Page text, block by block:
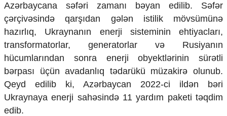
Humanitar
Elm və təhsil
Mədəniyyət
Diaspor
Yüksəliş hekayəsi
Mədəniyyətimizin Zəfəri
Zəfər Diasporu
Səhiyyə
Ailə və uşaq
Azərbaycana səfəri zamanı bəyan edilib. Səfər
çərçivəsində qarşıdan gələn istilik mövsümünə
hazırlıq, Ukraynanın enerji sisteminin ehtiyacları,
transformatorlar, generatorlar və Rusiyanın
hücumlarından sonra enerji obyektlərinin sürətli
bərpası üçün avadanlıq tədarükü müzakirə olunub.
Qeyd edilib ki, Azərbaycan 2022-ci ildən bəri
Ukraynaya enerji sahəsində 11 yardım paketi təqdim
edib.